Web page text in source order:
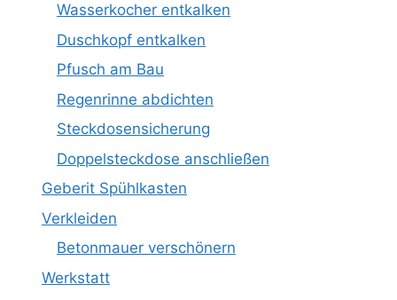
Wasserkocher entkalken
Duschkopf entkalken
Pfusch am Bau
Regenrinne abdichten
Steckdosensicherung
Doppelsteckdose anschließen
Geberit Spühlkasten
Verkleiden
Betonmauer verschönern
Werkstatt